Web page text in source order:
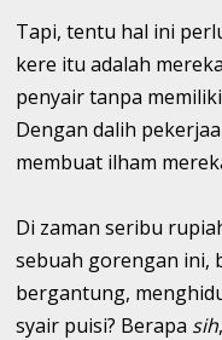
Tapi, tentu hal ini
kere itu adalah
penyair tanpa
Dengan dalih
membuat ilham
Di zaman seribu
sebuah gorengan ini,
bergantung,
syair puisi? Berapa sih